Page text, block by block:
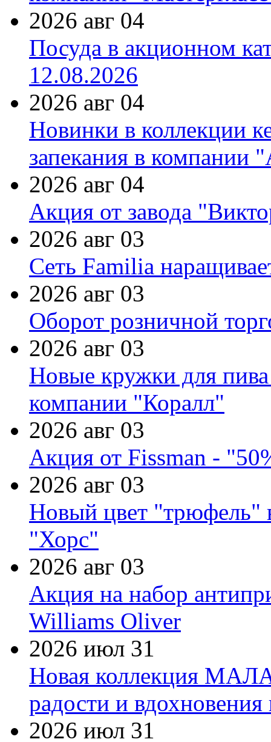
2026 авг 04
Посуда в акционном
12.08.2026
2026 авг 04
Новинки в коллекции
запекания в компании
2026 авг 04
Акция от завода
2026 авг 03
Сеть Familia
2026 авг 03
Оборот розничной
2026 авг 03
Новые кружки для
компании "Коралл"
2026 авг 03
Акция от Fissman -
2026 авг 03
Новый цвет "трюфель"
"Хорс"
2026 авг 03
Акция на набор
Williams Oliver
2026 июл 31
Новая коллекция
радости и
2026 июл 31